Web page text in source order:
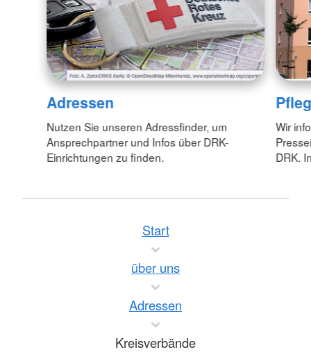
Adressen
Nutzen Sie unseren Adressfinder, um
Ansprechpartner und Infos über DRK-
Einrichtungen zu finden.
Wir
DRK.
Start
über uns
Adressen
Kreisverbände